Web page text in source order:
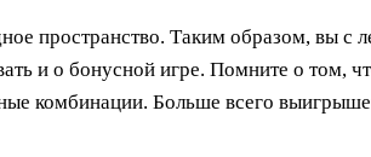
пространство. Таким образом, вы с
и о бонусной игре. Помните о том,
комбинации. Больше всего